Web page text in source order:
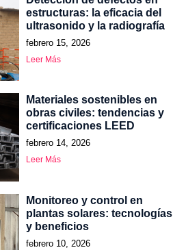
estructuras: la eficacia del
ultrasonido y la radiografía
febrero 15, 2026
Leer Más
Materiales sostenibles en
obras civiles: tendencias y
certificaciones LEED
febrero 14, 2026
Leer Más
Monitoreo y control en
plantas solares: tecnologías
y beneficios
febrero 10, 2026